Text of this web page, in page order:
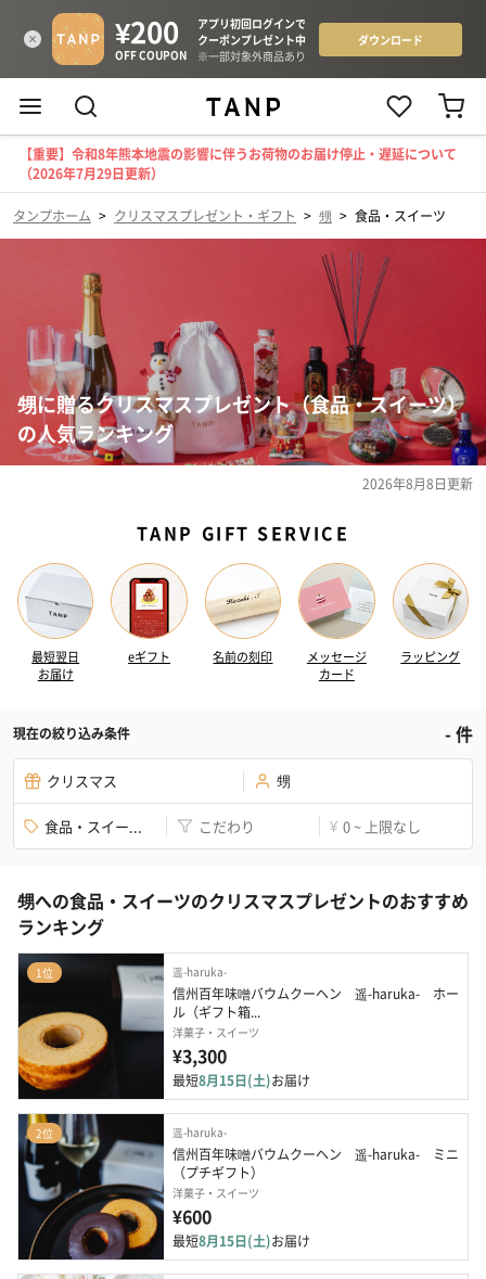
【重要】令和8年熊本地震の影響に伴うお荷物のお届け停止・遅延について
（2026年7月29日更新）
タンプホーム > クリスマスプレゼント・ギフト > 甥 > 食品・スイーツ
甥に贈るクリスマスプレゼント（食品・スイーツ）
の人気ランキング
2026年8月8日更新
TANP GIFT SERVICE
最短翌日
お届け
eギフト 名前の刻印
メッセージ
カード
ラッピング
現在の絞り込み条件 -件
クリスマス 甥
食品・スイー... こだわり ¥ 0 ~ 上限なし
甥への食品・スイーツのクリスマスプレゼントのおすすめ
ランキング
1位 遥-haruka-
信州百年味噌バウムクーヘン　遥-haruka-　ホー
ル（ギフト箱...
洋菓子・スイーツ
¥3,300
最短8月15日(土)お届け
2位 遥-haruka-
信州百年味噌バウムクーヘン　遥-haruka-　ミニ
（プチギフト）
洋菓子・スイーツ
¥600
最短8月15日(土)お届け